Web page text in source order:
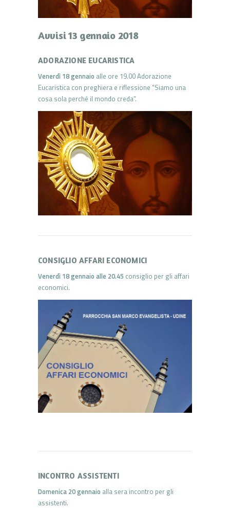
Avvisi 13 gennaio 2018
ADORAZIONE EUCARISTICA
Venerdì 18 gennaio alle ore 19.00 Adorazione
Eucaristica con preghiera e riflessione “Siamo una
cosa sola perché il mondo creda”.
CONSIGLIO AFFARI ECONOMICI
Venerdì 18 gennaio alle 20.45 consiglio per gli affari
economici.
INCONTRO ASSISTENTI
Domenica 20 gennaio alla sera incontro per gli
assistenti.